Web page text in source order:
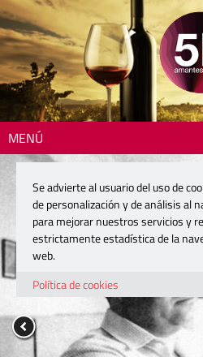
MENÚ
Se advierte al usuario del uso de
de personalización y de análisis al
para mejorar nuestros servicios y
estrictamente estadística de la
web.
Política de cookies